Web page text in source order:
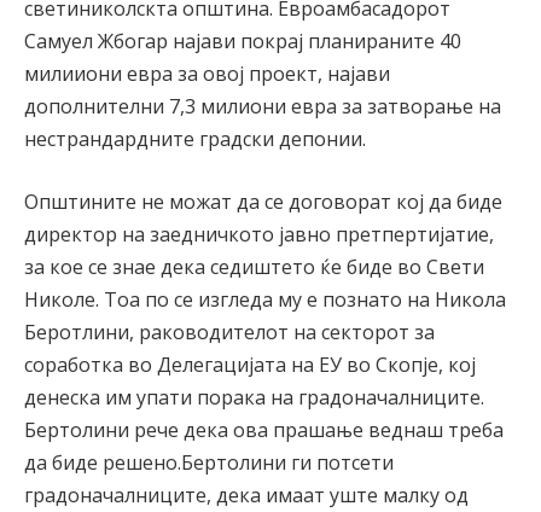
светиниколскта општина. Евроамбасадорот
Самуел Жбогар најави покрај планираните 40
милииони евра за овој проект, најави
дополнителни 7,3 милиони евра за затворање на
нестрандардните градски депонии.
Општините не можат да се договорат кој да биде
директор на заедничкото јавно претпертијатие,
за кое се знае дека седиштето ќе биде во Свети
Николе. Тоа по се изгледа му е познато на Никола
Беротлини, раководителот на секторот за
соработка во Делегацијата на ЕУ во Скопје, кој
денеска им упати порака на градоначалниците.
Бертолини рече дека ова прашање веднаш треба
да биде решено.Бертолини ги потсети
градоначалниците, дека имаат уште малку од